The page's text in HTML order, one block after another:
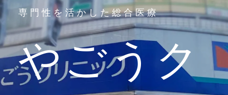
専門性を活かした総合医療
やごうク